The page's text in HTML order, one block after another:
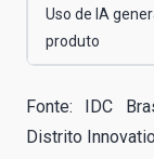
Uso de IA
produto
Fonte: IDC
Distrito